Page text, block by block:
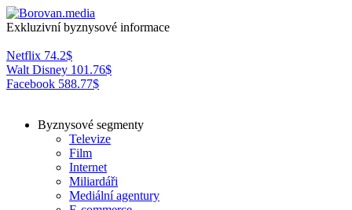
Exkluzivní byznysové informace
Netflix 74.2$
Walt Disney 101.76$
Facebook 588.77$
Byznysové segmenty
Televize
Film
Internet
Miliardáři
Mediální agentury